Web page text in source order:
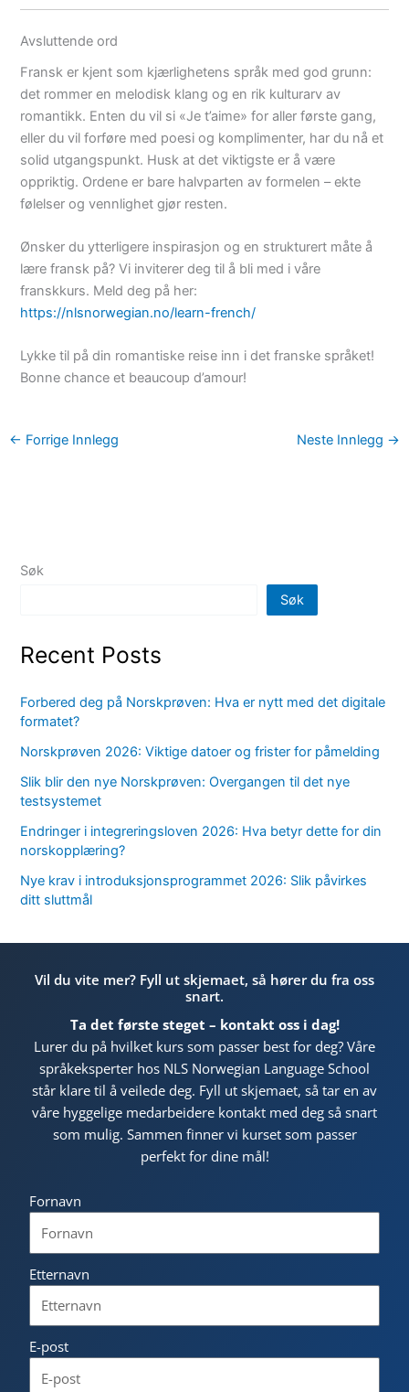
Avsluttende ord
Fransk er kjent som kjærlighetens språk med god grunn:
det rommer en melodisk klang og en rik kulturarv av
romantikk. Enten du vil si «Je t’aime» for aller første gang,
eller du vil forføre med poesi og komplimenter, har du nå et
solid utgangspunkt. Husk at det viktigste er å være
oppriktig. Ordene er bare halvparten av formelen – ekte
følelser og vennlighet gjør resten.
Ønsker du ytterligere inspirasjon og en strukturert måte å
lære fransk på? Vi inviterer deg til å bli med i våre
franskkurs. Meld deg på her:
https://nlsnorwegian.no/learn-french/
Lykke til på din romantiske reise inn i det franske språket!
Bonne chance et beaucoup d’amour!
← Forrige Innlegg Neste Innlegg →
Søk
Søk
Recent Posts
Forbered deg på Norskprøven: Hva er nytt med det digitale
formatet?
Norskprøven 2026: Viktige datoer og frister for påmelding
Slik blir den nye Norskprøven: Overgangen til det nye
testsystemet
Endringer i integreringsloven 2026: Hva betyr dette for din
norskopplæring?
Nye krav i introduksjonsprogrammet 2026: Slik påvirkes
ditt sluttmål
Vil du vite mer? Fyll ut skjemaet, så hører du fra oss
snart.
Ta det første steget – kontakt oss i dag!
Lurer du på hvilket kurs som passer best for deg? Våre
språkeksperter hos NLS Norwegian Language School
står klare til å veilede deg. Fyll ut skjemaet, så tar en av
våre hyggelige medarbeidere kontakt med deg så snart
som mulig. Sammen finner vi kurset som passer
perfekt for dine mål!
Fornavn
Etternavn
E-post